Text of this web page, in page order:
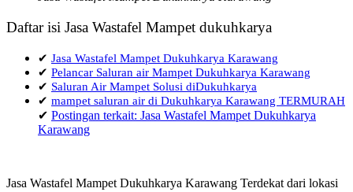
Daftar isi Jasa Wastafel Mampet dukuhkarya
✔ Jasa Wastafel Mampet Dukuhkarya Karawang
✔ Pelancar Saluran air Mampet Dukuhkarya Karawang
✔ Saluran Air Mampet Solusi diDukuhkarya
✔ mampet saluran air di Dukuhkarya Karawang TERMURAH
✔ Postingan terkait: Jasa Wastafel Mampet Dukuhkarya
Karawang
Jasa Wastafel Mampet Dukuhkarya Karawang Terdekat dari lokasi